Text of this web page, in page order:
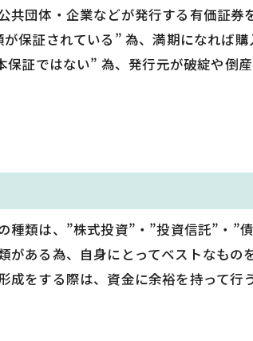
共団体・企業などが発行する有価証券
保証されている” 為、満期になれば
保証ではない” 為、発行元が破綻や倒
種類は、”株式投資”・”投資信託”・”
がある為、自身にとってベストなもの
成をする際は、資金に余裕を持って行